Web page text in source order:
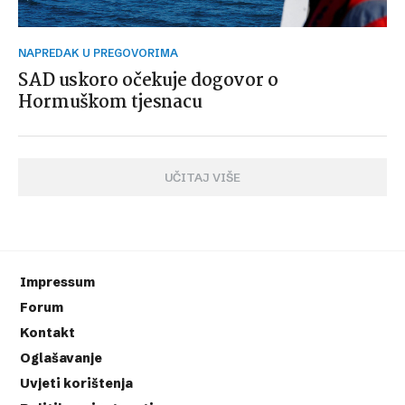
NAPREDAK U PREGOVORIMA
SAD uskoro očekuje dogovor o
Hormuškom tjesnacu
UČITAJ VIŠE
Impressum
Forum
Kontakt
Oglašavanje
Uvjeti korištenja